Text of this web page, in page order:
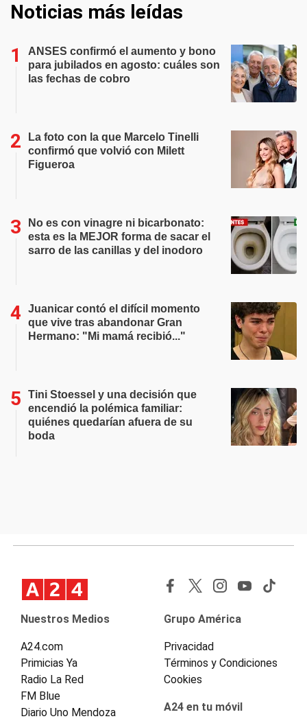
Noticias más leídas
ANSES confirmó el aumento y bono
para jubilados en agosto: cuáles son
las fechas de cobro
La foto con la que Marcelo Tinelli
confirmó que volvió con Milett
Figueroa
No es con vinagre ni bicarbonato:
esta es la MEJOR forma de sacar el
sarro de las canillas y del inodoro
Juanicar contó el difícil momento
que vive tras abandonar Gran
Hermano: "Mi mamá recibió..."
Tini Stoessel y una decisión que
encendió la polémica familiar:
quiénes quedarían afuera de su
boda
Nuestros Medios
A24.com
Primicias Ya
Radio La Red
FM Blue
Diario Uno Mendoza
Grupo América
Privacidad
Términos y Condiciones
Cookies
A24 en tu móvil